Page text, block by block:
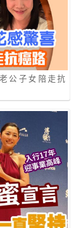
公子女陪走抗